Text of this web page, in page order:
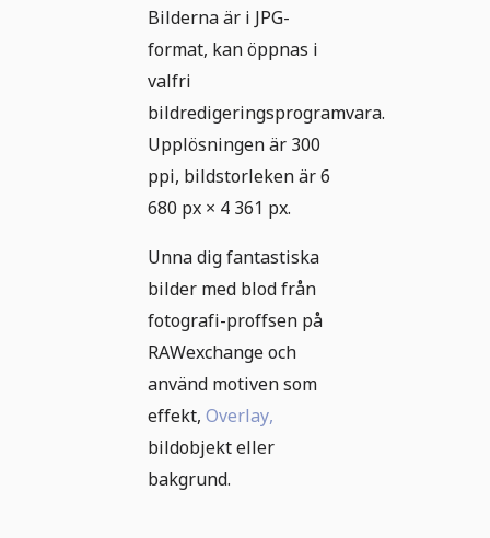
Bilderna är i JPG-
format, kan öppnas i
valfri
bildredigeringsprogramvara.
Upplösningen är 300
ppi, bildstorleken är 6
680 px × 4 361 px.
Unna dig fantastiska
bilder med blod från
fotografi-proffsen på
RAWexchange och
använd motiven som
effekt, Overlay,
bildobjekt eller
bakgrund.